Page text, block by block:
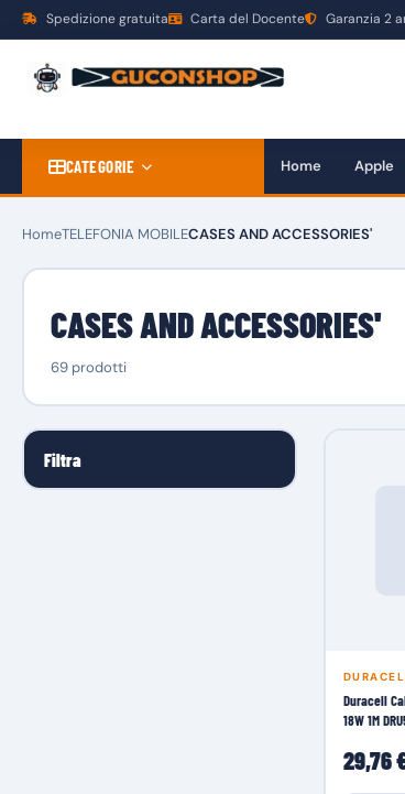
Spedizione gratuita Carta del Docente Garanzia 2
CATEGORIE Home Apple
HomeTELEFONIA MOBILECASES AND ACCESSORIES'
CASES AND ACCESSORIES'
69 prodotti
Filtra
Duracell
18W 1M
29,76